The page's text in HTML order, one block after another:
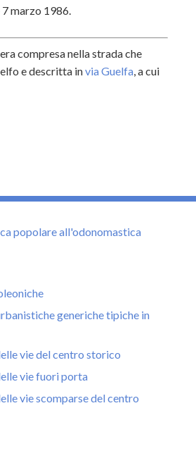
marzo 1986.
compresa nella strada che
e descritta invia Guelfa, a cui
popolare all'odonomastica
generiche tipiche in
vie del centro storico
vie fuori porta
vie scomparse del centro